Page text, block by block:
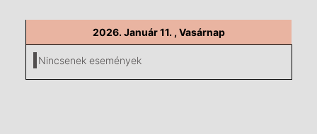
2026. Január 11. , Vasárnap
Nincsenek események